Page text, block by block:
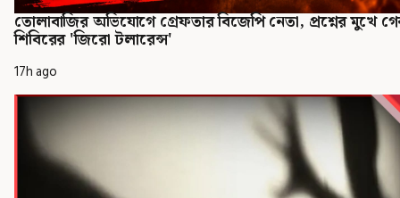
তোলাবাজির অভিযোগে গ্রেফতার বিজেপি নেতা, প্রশ্নের মুখে
শিবিরের 'জিরো টলারেন্স'
17h ago